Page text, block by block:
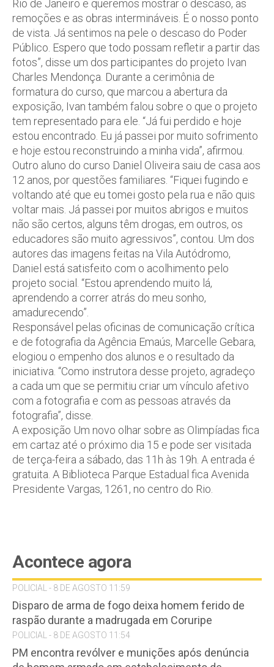
Rio de Janeiro e queremos mostrar o descaso, as
remoções e as obras intermináveis. É o nosso ponto
de vista. Já sentimos na pele o descaso do Poder
Público. Espero que todo possam refletir a partir das
fotos”, disse um dos participantes do projeto Ivan
Charles Mendonça. Durante a cerimônia de
formatura do curso, que marcou a abertura da
exposição, Ivan também falou sobre o que o projeto
tem representado para ele. “Já fui perdido e hoje
estou encontrado. Eu já passei por muito sofrimento
e hoje estou reconstruindo a minha vida”, afirmou.
Outro aluno do curso Daniel Oliveira saiu de casa aos
12 anos, por questões familiares. “Fiquei fugindo e
voltando até que eu tomei gosto pela rua e não quis
voltar mais. Já passei por muitos abrigos e muitos
não são certos, alguns têm drogas, em outros, os
educadores são muito agressivos”, contou. Um dos
autores das imagens feitas na Vila Autódromo,
Daniel está satisfeito com o acolhimento pelo
projeto social. “Estou aprendendo muito lá,
aprendendo a correr atrás do meu sonho,
amadurecendo”.
Responsável pelas oficinas de comunicação crítica
e de fotografia da Agência Emaús, Marcelle Gebara,
elogiou o empenho dos alunos e o resultado da
iniciativa. “Como instrutora desse projeto, agradeço
a cada um que se permitiu criar um vínculo afetivo
com a fotografia e com as pessoas através da
fotografia”, disse.
A exposição Um novo olhar sobre as Olimpíadas fica
em cartaz até o próximo dia 15 e pode ser visitada
de terça-feira a sábado, das 11h às 19h. A entrada é
gratuita. A Biblioteca Parque Estadual fica Avenida
Presidente Vargas, 1261, no centro do Rio.
Acontece agora
POLICIAL - 8 DE AGOSTO 11:59
Disparo de arma de fogo deixa homem ferido de
raspão durante a madrugada em Coruripe
POLICIAL - 8 DE AGOSTO 11:54
PM encontra revólver e munições após denúncia